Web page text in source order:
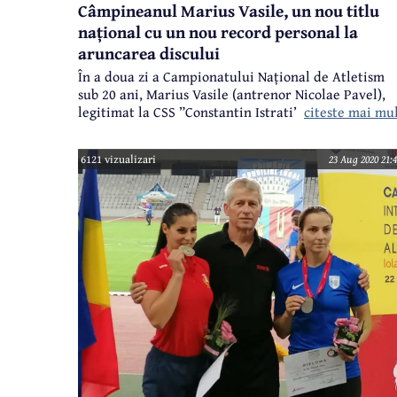
Câmpineanul Marius Vasile, un nou titlu
național cu un nou record personal la
aruncarea discului
În a doua zi a Campionatului Național de Atletism
sub 20 ani, Marius Vasile (antrenor Nicolae Pavel),
legitimat la CSS ”Constantin Istrati” Câmpina, a
arucnarea discului, cu un nou record personal,
ce în ziua precedentă, își depășise propriul record
obținuse titlul național la aruncarea greutății, în
vreme ce sportiva Mihaela Marin, Andreea Lungu,
câștigase proba de aruncarea discului.
citeste mai
6121 vizualizari 23 Aug 2020